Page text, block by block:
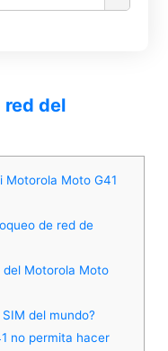
red del
Motorola Moto G41
de red de
del Motorola Moto
del mundo?
no permita hacer